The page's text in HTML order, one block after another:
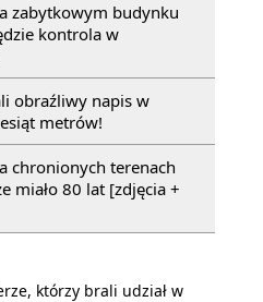
zabytkowym budynku
kontrola w
obraźliwy napis w
metrów!
chronionych terenach
miało 80 lat [zdjęcia +
którzy brali udział w